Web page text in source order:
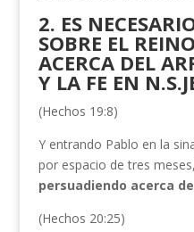
2. ES
SOBRE EL
ACERCA DEL
Y LA FE EN
(Hechos 19:8)
Y entrando Pablo en la
por espacio de tres
persuadiendo acerca
(Hechos 20:25)